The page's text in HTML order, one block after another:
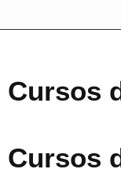
Cursos
Cursos